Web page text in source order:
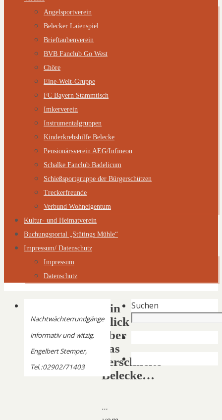
Angelsportverein
Belecker Laienspiel
Brieftaubenverein
BVB Fanclub Go West
Chöre
Eine-Welt-Gruppe
FC Bayern Stammtisch
Imkerverein
Instrumentalgruppen
Kinderkrebshilfe Belecke
Pensionärsverein AEG/Infineon
Schalke Fanclub Badelicum
Schießsportgruppe der Bürgerschützen
Treckerfreunde
Verbund Wohneigentum
Kultur- und Heimatverein
Buchungsportal „Stütings Mühle“
Impressum/ Datenschutz
Impressum
Datenschutz
Ein
Blick
über
das
verschneite
Belecke…
…
Nachtwächterrundgänge
informativ und witzig.
Engelbert Stemper,
Tel.:02902/71403
Suchen